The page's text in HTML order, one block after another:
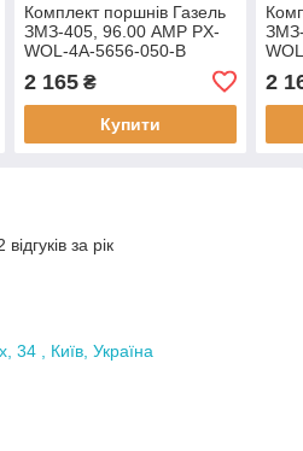
Комплект поршнів Газель
ЗМЗ-405, 96.00 AMP PX-
WOL-4A-5656-050-B
Ремонт 1 (+0,50) Група В
2 165₴
Купити
2
за рік
34 , Київ, Україна